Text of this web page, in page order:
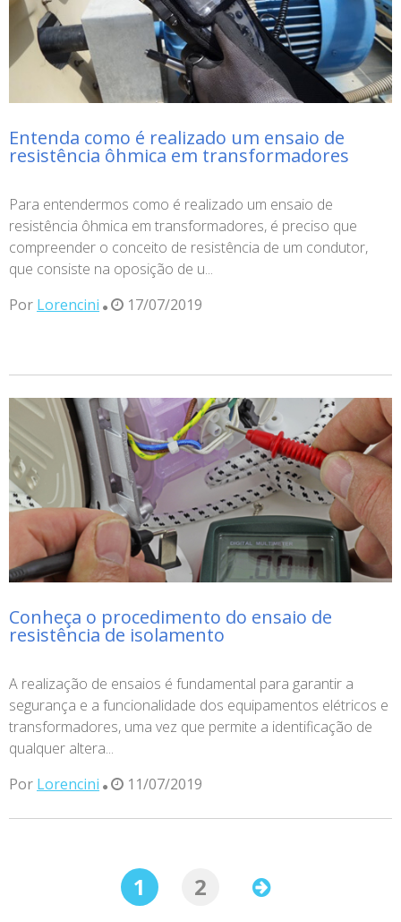
Entenda como é realizado um ensaio de
resistência ôhmica em transformadores
Para entendermos como é realizado um ensaio de
resistência ôhmica em transformadores, é preciso que
compreender o conceito de resistência de um condutor,
que consiste na oposição de u...
Por Lorencini 17/07/2019
Conheça o procedimento do ensaio de
resistência de isolamento
A realização de ensaios é fundamental para garantir a
segurança e a funcionalidade dos equipamentos elétricos e
transformadores, uma vez que permite a identificação de
qualquer altera...
Por Lorencini 11/07/2019
1 2